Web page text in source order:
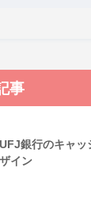
事
銀行のキャッ
イン